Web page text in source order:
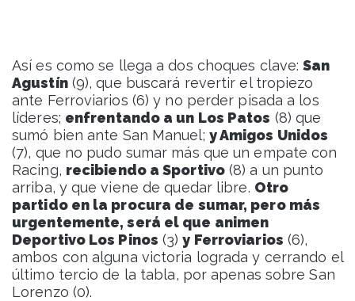
Así es como se llega a dos choques clave:San
Agustín(9), que buscará revertir el tropiezo
ante Ferroviarios (6) y no perder pisada a los
líderes; enfrentando a un Los Patos (8) que
sumó bien ante San Manuel; y Amigos Unidos
(7), que no pudo sumar más que un empate con
Racing, recibiendo a Sportivo(8) a un punto
arriba, y que viene de quedar libre. Otro
partido en la procura de sumar, pero más
urgentemente, será el que animen
Deportivo Los Pinos (3)y Ferroviarios (6),
ambos con alguna victoria lograda y cerrando el
último tercio de la tabla, por apenas sobre San
Lorenzo (0).